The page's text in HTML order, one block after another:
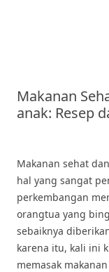
Makanan
anak: Resep
Makanan sehat
hal yang sangat
perkembangan
orangtua yang
sebaiknya
karena itu, kali ini
memasak